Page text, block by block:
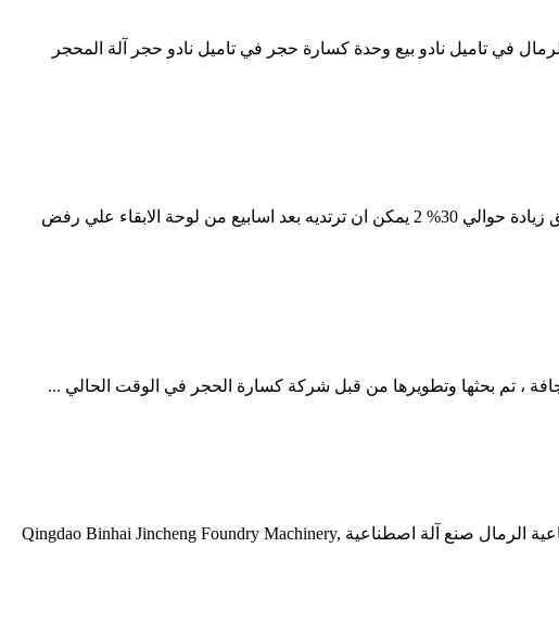
في تاميل نادو بيع وحدة كسارة حجر في تاميل نادو حجر آلة المحجر
مقابل صنع الرمال كسارة من آلة صنع الرمل vsi 5x كسارة لقد تم تطوير وتصميم اعماق تجويف السطر بعد لجعل المواد عن طريق زيادة حوالي 30% 2 يمكن ان ترتديه بعد اسابيع من لوحة الابقاء علي رفض
، تم بحثها وتطويرها من قبل شركة كسارة الحجر في الوقت الحالي ...
الرمال المصنعة مقابل الرمال الطبيعية ... كسارة الفك لتكسير الحجر الرملي تاجر في د ... الطبيعية مقابل الرمال الرمال الاصطناعية الرمال صنع آلة اصطناعية Qingdao Binhai Jincheng Foundry Machinery,